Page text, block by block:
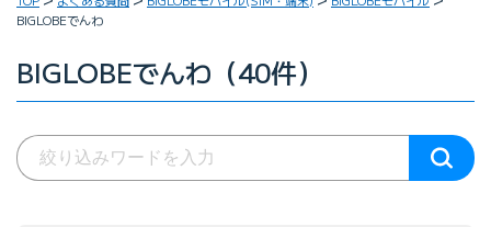
BIGLOBEでんわ
BIGLOBEでんわ（40件）